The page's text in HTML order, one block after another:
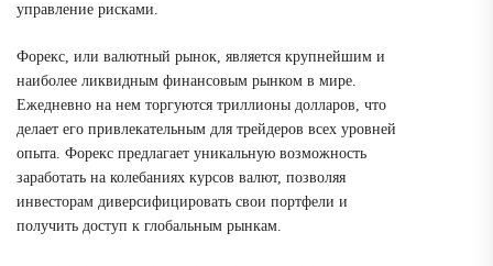
управление рисками.
Форекс, или валютный рынок, является крупнейшим и
наиболее ликвидным финансовым рынком в мире.
Ежедневно на нем торгуются триллионы долларов, что
делает его привлекательным для трейдеров всех уровней
опыта. Форекс предлагает уникальную возможность
заработать на колебаниях курсов валют, позволяя
инвесторам диверсифицировать свои портфели и
получить доступ к глобальным рынкам.